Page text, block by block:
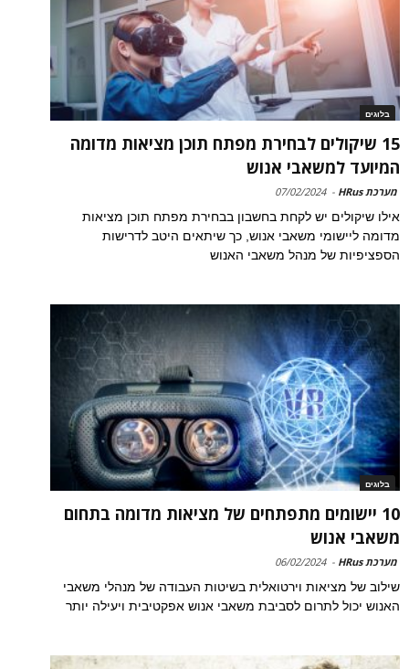
בלוגים
15 שיקולים לבחירת מפתח תוכן מציאות מדומה
המיועד למשאבי אנוש
מערכת HRus -
07/02/2024
אילו שיקולים יש לקחת בחשבון בבחירת מפתח תוכן מציאות
מדומה ליישומי משאבי אנוש, כך שיתאים היטב לדרישות
הספציפיות של מנהל משאבי האנוש
בלוגים
10 יישומים מתפתחים של מציאות מדומה בתחום
משאבי אנוש
מערכת HRus -
06/02/2024
שילוב של מציאות וירטואלית בשיטות העבודה של מנהלי משאבי
האנוש יכול לתרום לסביבת משאבי אנוש אפקטיבית ויעילה יותר